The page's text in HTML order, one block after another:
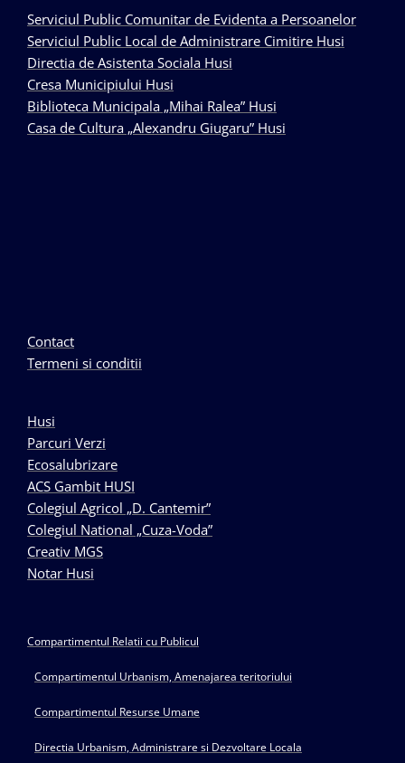
Serviciul Public Comunitar de Evidenta a Persoanelor
Serviciul Public Local de Administrare Cimitire Husi
Directia de Asistenta Sociala Husi
Cresa Municipiului Husi
Biblioteca Municipala „Mihai Ralea” Husi
Casa de Cultura „Alexandru Giugaru” Husi
Contact
Termeni si conditii
Husi
Parcuri Verzi
Ecosalubrizare
ACS Gambit HUSI
Colegiul Agricol „D. Cantemir”
Colegiul National „Cuza-Voda”
Creativ MGS
Notar Husi
Compartimentul Relatii cu Publicul
Compartimentul Urbanism, Amenajarea teritoriului
Compartimentul Resurse Umane
Directia Urbanism, Administrare si Dezvoltare Locala